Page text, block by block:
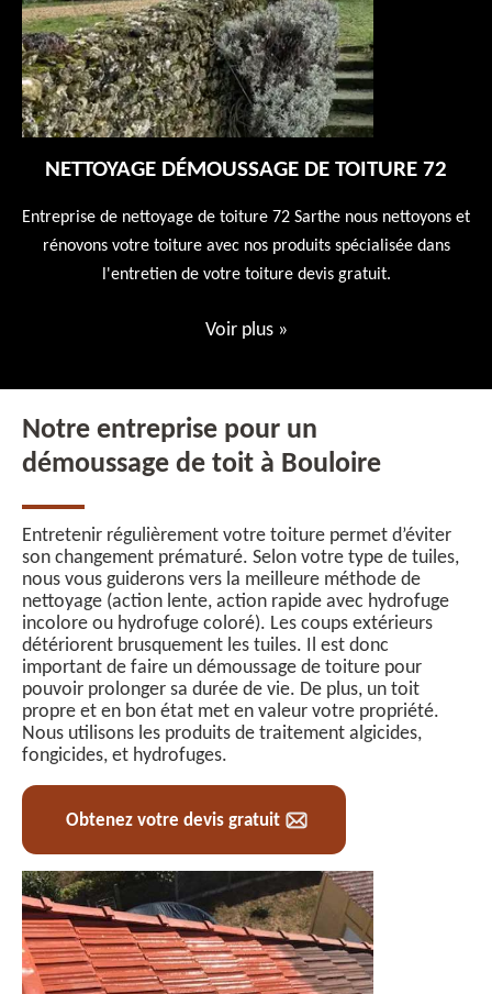
NETTOYAGE DÉMOUSSAGE DE TOITURE 72
Entreprise de nettoyage de toiture 72 Sarthe nous nettoyons et
rénovons votre toiture avec nos produits spécialisée dans
l'entretien de votre toiture devis gratuit.
Voir plus »
Notre entreprise pour un
démoussage de toit à Bouloire
Entretenir régulièrement votre toiture permet d’éviter
son changement prématuré. Selon votre type de tuiles,
nous vous guiderons vers la meilleure méthode de
nettoyage (action lente, action rapide avec hydrofuge
incolore ou hydrofuge coloré). Les coups extérieurs
détériorent brusquement les tuiles. Il est donc
important de faire un démoussage de toiture pour
pouvoir prolonger sa durée de vie. De plus, un toit
propre et en bon état met en valeur votre propriété.
Nous utilisons les produits de traitement algicides,
fongicides, et hydrofuges.
Obtenez votre devis gratuit